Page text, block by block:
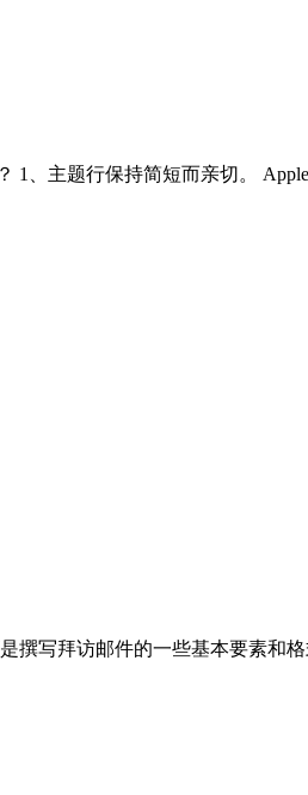
、主题行保持简短而亲切。
撰写拜访邮件的一些基本要素和